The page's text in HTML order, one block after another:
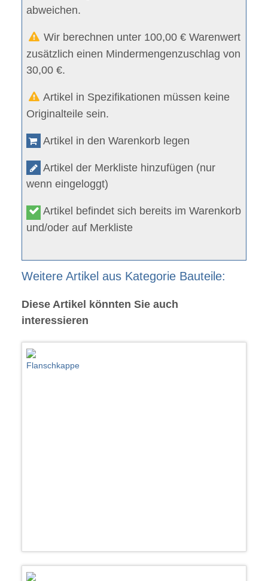
abweichen.
Wir berechnen unter 100,00 € Warenwert
zusätzlich einen Mindermengenzuschlag von
30,00 €.
Artikel in Spezifikationen müssen keine
Originalteile sein.
Artikel in den Warenkorb legen
Artikel der Merkliste hinzufügen (nur
wenn eingeloggt)
Artikel befindet sich bereits im Warenkorb
und/oder auf Merkliste
Weitere Artikel aus Kategorie Bauteile:
Diese Artikel könnten Sie auch
interessieren
Flanschkappe